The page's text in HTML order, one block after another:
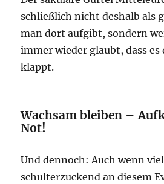
schließlich nicht deshalb als
man dort aufgibt, sondern
immer wieder glaubt, dass
klappt.
Wachsam bleiben –
Not!
Und dennoch: Auch wenn
schulterzuckend an diesem